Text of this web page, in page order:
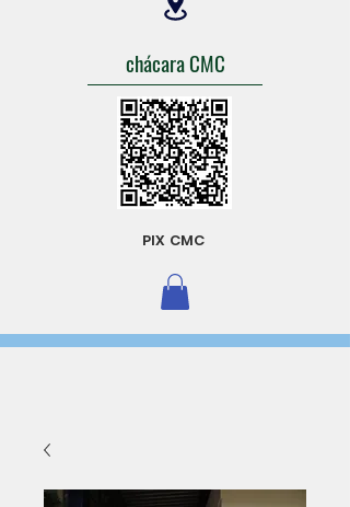
chácara CMC
PIX CMC